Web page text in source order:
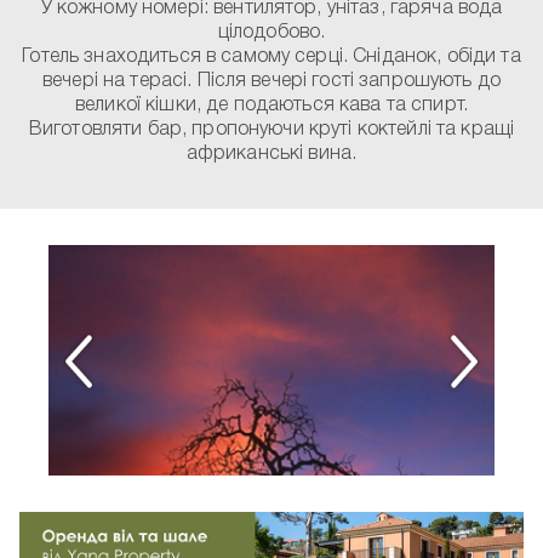
У кожному номері: вентилятор, унітаз, гаряча вода
цілодобово.
Готель знаходиться в самому серці. Сніданок, обіди та
вечері на терасі. Після вечері гості запрошують до
великої кішки, де подаються кава та спирт.
Виготовляти бар, пропонуючи круті коктейлі та кращі
африканські вина.